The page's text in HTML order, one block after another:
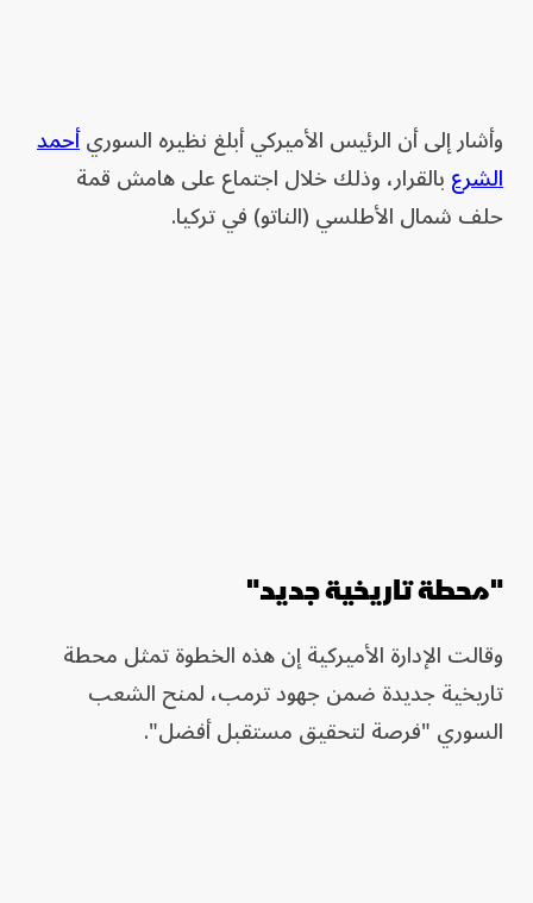
وأشار إلى أن الرئيس الأميركي أبلغ نظيره السوريأحمد
الشرعبالقرار، وذلك خلال اجتماع على هامش قمة
حلف شمال الأطلسي (الناتو) في تركيا.
"محطة تاريخية جديد"
وقالت الإدارة الأميركية إن هذه الخطوة تمثل محطة
تاريخية جديدة ضمن جهود ترمب، لمنح الشعب
السوري "فرصة لتحقيق مستقبل أفضل".